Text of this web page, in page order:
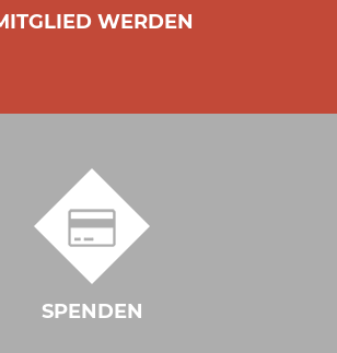
WERDEN
SPENDEN